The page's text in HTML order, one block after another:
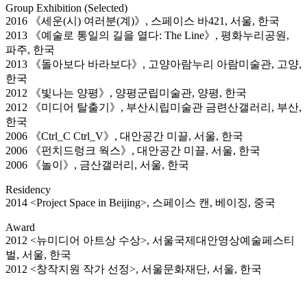
Group Exhibition (Selected)
2016 《세운(시) 여러분(계)》, 스페이스 바421, 서울, 한국
2013 《예술로 통일의 길을 열다: The Line》, 평화누리공원,
파주, 한국
2013 《돌아보다 바라보다》, 고양아람누리 아람미술관, 고양,
한국
2012 《빛나는 양평》, 양평군립미술관, 양평, 한국
2012 《미디어 탈출기》, 부산시립미술관 금련산갤러리, 부산,
한국
2006 《Ctrl_C Ctrl_V》, 대안공간 미끌, 서울, 한국
2006 《펀치드렁크 웍스》, 대안공간 미끌, 서울, 한국
2006 《놀이》, 금산갤러리, 서울, 한국
Residency
2014 <Project Space in Beijing>, 스페이스 캔, 베이징, 중국
Award
2012 <뉴미디어 아트상 수상>, 서울국제대안영상예술페스티
벌, 서울, 한국
2012 <창작지원 작가 선정>, 서울문화재단, 서울, 한국